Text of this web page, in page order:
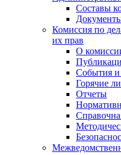
Составы
Комиссия по
их прав
О
События и
Горячие
Отчеты